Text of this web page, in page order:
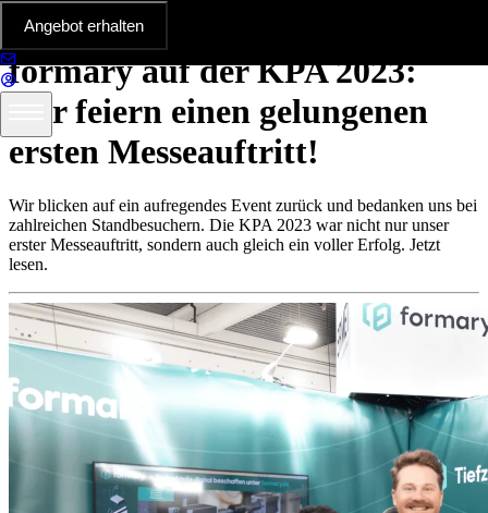
Angebot erhalten
Neuigkeiten
formary auf der KPA 2023:
Wir feiern einen gelungenen
ersten Messeauftritt!
Wir blicken auf ein aufregendes Event zurück und bedanken uns bei
zahlreichen Standbesuchern. Die KPA 2023 war nicht nur unser
erster Messeauftritt, sondern auch gleich ein voller Erfolg. Jetzt
lesen.